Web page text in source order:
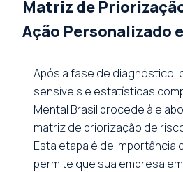
Matriz de
Ação Personalizado
Após a fase de diagnóstico,
sensíveis e estatísticas
Mental Brasil procede à
matriz de priorização de
Esta etapa é de importância
permite que sua empresa